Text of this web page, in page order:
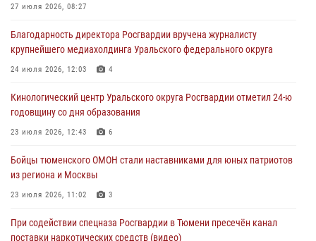
виновника ДТП
05 августа 2026, 05:15
труженицу тыла из Тюмени
04 августа 2026, 11:07
условиях в Тюменской области (видео)
04 августа 2026, 06:28
27 июля 2026, 08:27
Благодарность директора Росгвардии вручена журналисту
крупнейшего медиахолдинга Уральского федерального округа
24 июля 2026, 12:03 4
Кинологический центр Уральского округа Росгвардии отметил 24-ю
годовщину со дня образования
23 июля 2026, 12:43 6
Бойцы тюменского ОМОН стали наставниками для юных патриотов
из региона и Москвы
23 июля 2026, 11:02 3
При содействии спецназа Росгвардии в Тюмени пресечён канал
поставки наркотических средств (видео)